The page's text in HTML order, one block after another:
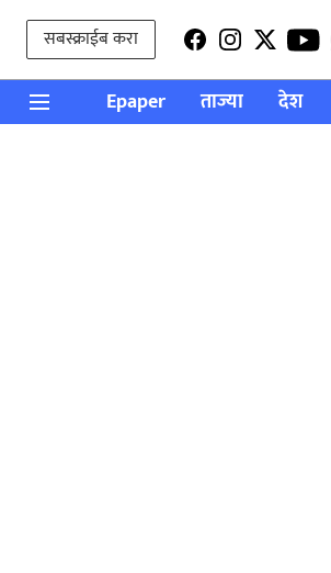
सबस्क्राईब करा
Epaper ताज्या देश